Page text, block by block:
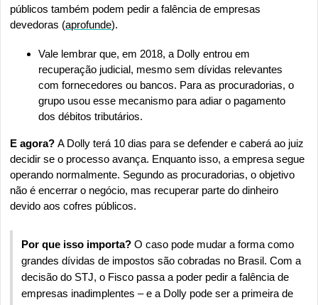
públicos também podem pedir a falência de empresas
devedoras (aprofunde).
Vale lembrar que, em 2018, a Dolly entrou em
recuperação judicial, mesmo sem dívidas relevantes
com fornecedores ou bancos. Para as procuradorias, o
grupo usou esse mecanismo para adiar o pagamento
dos débitos tributários.
E agora? A Dolly terá 10 dias para se defender e caberá ao juiz
decidir se o processo avança. Enquanto isso, a empresa segue
operando normalmente. Segundo as procuradorias, o objetivo
não é encerrar o negócio, mas recuperar parte do dinheiro
devido aos cofres públicos.
Por que isso importa? O caso pode mudar a forma como
grandes dívidas de impostos são cobradas no Brasil. Com a
decisão do STJ, o Fisco passa a poder pedir a falência de
empresas inadimplentes – e a Dolly pode ser a primeira de